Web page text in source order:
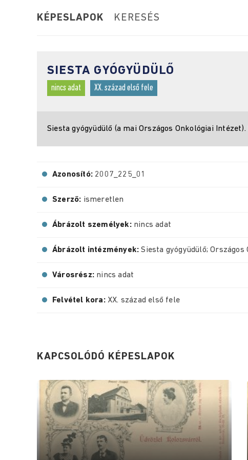
KÉPESLAPOK KERESÉS
SIESTA GYÓGYÜDÜLŐ
nincs adat XX. század első fele
Siesta gyógyüdülő (a mai Országos Onkológiai
Azonosító: 2007_225_01
Szerző: ismeretlen
Ábrázolt személyek: nincs adat
Ábrázolt intézmények:Siesta gyógyüdülő;
Városrész: nincs adat
Felvétel kora: XX. század első fele
KAPCSOLÓDÓ KÉPESLAPOK